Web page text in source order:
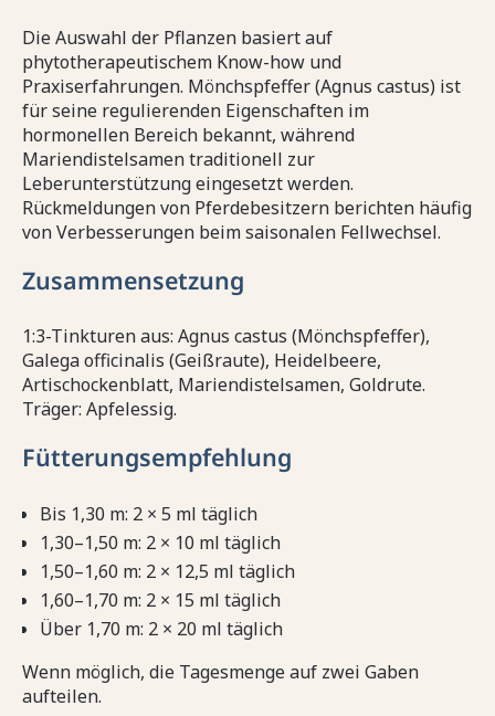
Die Auswahl der Pflanzen basiert auf
phytotherapeutischem Know-how und
Praxiserfahrungen. Mönchspfeffer (Agnus castus) ist
für seine regulierenden Eigenschaften im
hormonellen Bereich bekannt, während
Mariendistelsamen traditionell zur
Leberunterstützung eingesetzt werden.
Rückmeldungen von Pferdebesitzern berichten häufig
von Verbesserungen beim saisonalen Fellwechsel.
Zusammensetzung
1:3-Tinkturen aus: Agnus castus (Mönchspfeffer),
Galega officinalis (Geißraute), Heidelbeere,
Artischockenblatt, Mariendistelsamen, Goldrute.
Träger: Apfelessig.
Fütterungsempfehlung
Bis 1,30 m: 2 × 5 ml täglich
1,30–1,50 m: 2 × 10 ml täglich
1,50–1,60 m: 2 × 12,5 ml täglich
1,60–1,70 m: 2 × 15 ml täglich
Über 1,70 m: 2 × 20 ml täglich
Wenn möglich, die Tagesmenge auf zwei Gaben
aufteilen.